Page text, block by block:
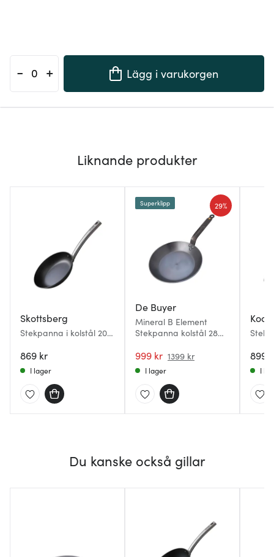
- + Lägg i varukorgen
Liknande produkter
Skottsberg
Stekpanna i kolstål 20
869 kr
I lager
De Buyer
Mineral B Element
Stekpanna kolstål 28
999 kr 1399 kr
29%
Superklipp
I lager
28
899
I
Du kanske också gillar